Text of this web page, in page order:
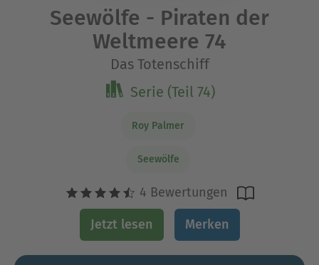
Seewölfe - Piraten der
Weltmeere 74
Das Totenschiff
Serie (Teil 74)
Roy Palmer
Seewölfe
4 Bewertungen
Jetzt lesen Merken